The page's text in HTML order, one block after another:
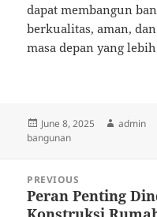
dapat membangun
berkualitas, aman,
masa depan yang
Posted
on
June 8, 2025 Author
admin
bangunan
navigation
PREVIOUS
Previous
Peran Penting